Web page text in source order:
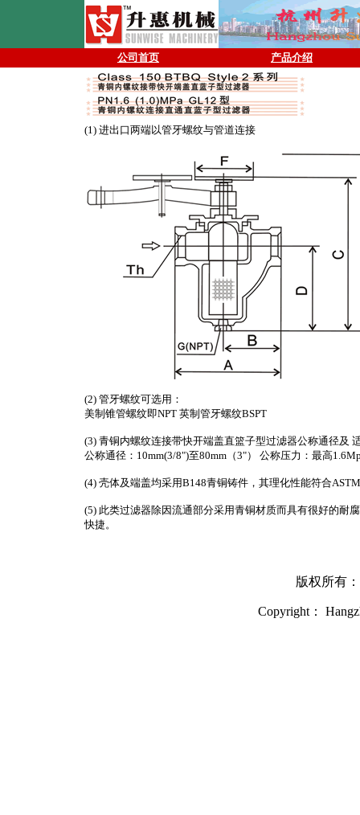
公司首页 产品介绍
(1) 进出口两端以管牙螺纹与管道连接
(2) 管牙螺纹可选用：
美制锥管螺纹即NPT 英制管牙螺纹BSPT
(3) 青铜内螺纹连接带快开端盖直篮子型过滤器公称通径及
公称通径：10mm(3/8")至80mm（3"） 公称压力：最高
(4) 壳体及端盖均采用B148青铜铸件，其理化性能符合
(5) 此类过滤器除因流通部分采用青铜材质而具有很好的耐
快捷。
版权所有
Copyright：